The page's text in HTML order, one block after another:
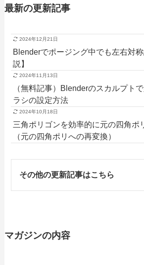
最新の更新記事
2024年12月21日
Blenderでポージング中でも左右対
説】
2024年11月13日
（無料記事）Blenderのスカルプト
ラシの設定方法
2024年10月18日
三角ポリゴンを効率的に元の四角ポ
（元の四角ポリへの再変換）
その他の更新記事はこちら
マガジンの内容